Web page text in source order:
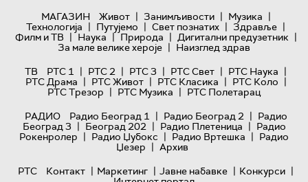
МАГАЗИН
Живот | Занимљивости | Музика |
Технологијa | Путујемо | Свет познатих | Здравље |
Филм и ТВ | Наука | Природа | Дигитални предузетник |
За мале велике хероје | Наизглед здрав
ТВ
РТС 1 | РТС 2 | РТС 3 | РТС Свет | РТС Наука |
РТС Драма | РТС Живот | РТС Класика | РТС Коло |
РТС Трезор | РТС Музика | РТС Полетарац
РАДИО
Радио Београд 1 | Радио Београд 2 | Радио
Београд 3 | Београд 202 | Радио Плетеница | Радио
Рокенролер | Радио Џубокс | Радио Вртешка | Радио
Џезер | Архив
РТС
Контакт | Маркетинг | Јавне набавке | Конкурси |